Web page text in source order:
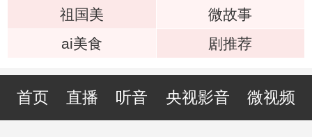
祖国美
微故事
ai美食
剧推荐
首页 直播 听音 央视影音 微视频